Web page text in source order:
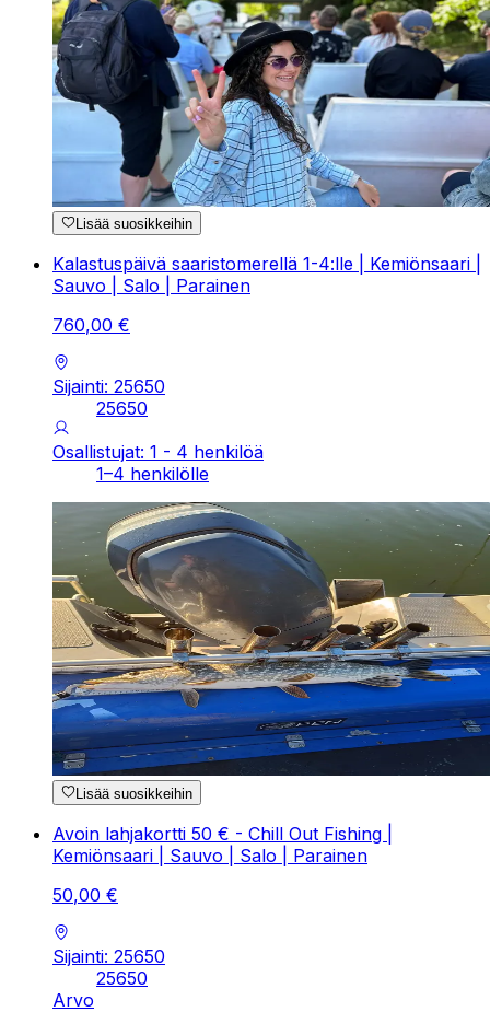
Lisää suosikkeihin
Kalastuspäivä saaristomerellä 1-4:lle | Kemiönsaari |
Sauvo | Salo | Parainen
760,00 €
Sijainti: 25650
25650
Osallistujat: 1 - 4 henkilöä
1–4 henkilölle
Lisää suosikkeihin
Avoin lahjakortti 50 € - Chill Out Fishing |
Kemiönsaari | Sauvo | Salo | Parainen
50,00 €
Sijainti: 25650
25650
Arvo